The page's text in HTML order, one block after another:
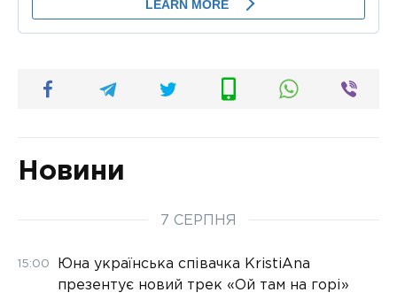
Новини
7 СЕРПНЯ
15:00
Юна українська співачка KristiAna
презентує новий трек «Ой там на горі»